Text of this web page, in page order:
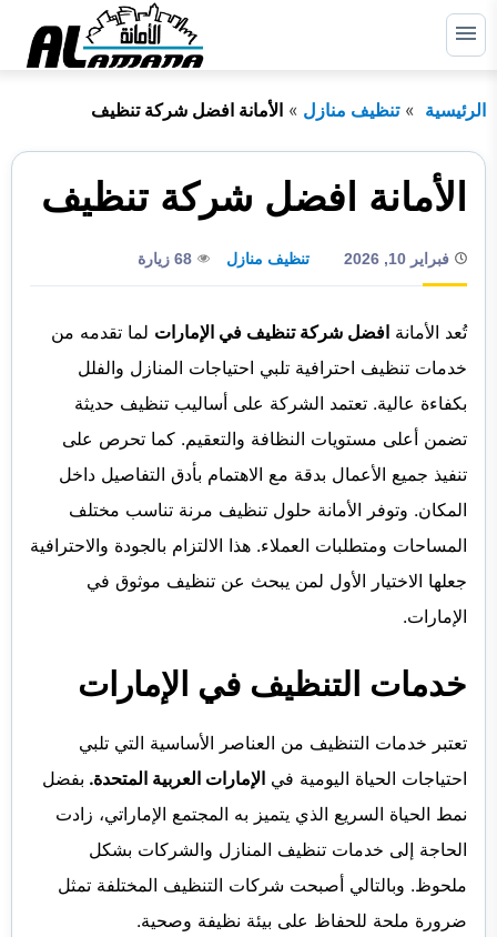
التجاوز
إلى القائمة
عن:
ابحث
الرئيسية
راس الخيمة
عجمان
أبوظبي
الفجيرة
الرئيسية تنظيف منازل الأمانة افضل شركة تنظيف
الأمانة افضل شركة تنظيف
فبراير 10, 2026 تنظيف منازل 68 زيارة
تُعد الأمانة افضل شركة تنظيف في الإمارات لما تقدمه من
خدمات تنظيف احترافية تلبي احتياجات المنازل والفلل
بكفاءة عالية. تعتمد الشركة على أساليب تنظيف حديثة
تضمن أعلى مستويات النظافة والتعقيم. كما تحرص على
تنفيذ جميع الأعمال بدقة مع الاهتمام بأدق التفاصيل داخل
المكان. وتوفر الأمانة حلول تنظيف مرنة تناسب مختلف
المساحات ومتطلبات العملاء. هذا الالتزام بالجودة والاحترافية
جعلها الاختيار الأول لمن يبحث عن تنظيف موثوق في
الإمارات.
خدمات التنظيف في الإمارات
تعتبر خدمات التنظيف من العناصر الأساسية التي تلبي
احتياجات الحياة اليومية في الإمارات العربية المتحدة. بفضل
نمط الحياة السريع الذي يتميز به المجتمع الإماراتي، زادت
الحاجة إلى خدمات تنظيف المنازل والشركات بشكل
ملحوظ. وبالتالي أصبحت شركات التنظيف المختلفة تمثل
ضرورة ملحة للحفاظ على بيئة نظيفة وصحية.